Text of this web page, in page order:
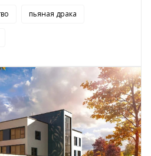
пьяная драка